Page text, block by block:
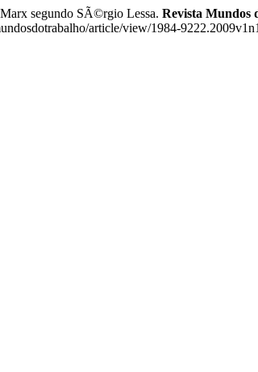
segundo SÃ©rgio Lessa. Revista Mundos
article/view/1984-